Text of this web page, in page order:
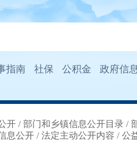
指南 社保 公积金 政府信
开 / 部门和乡镇信息公开目录 /
息公开 / 法定主动公开内容 / 公